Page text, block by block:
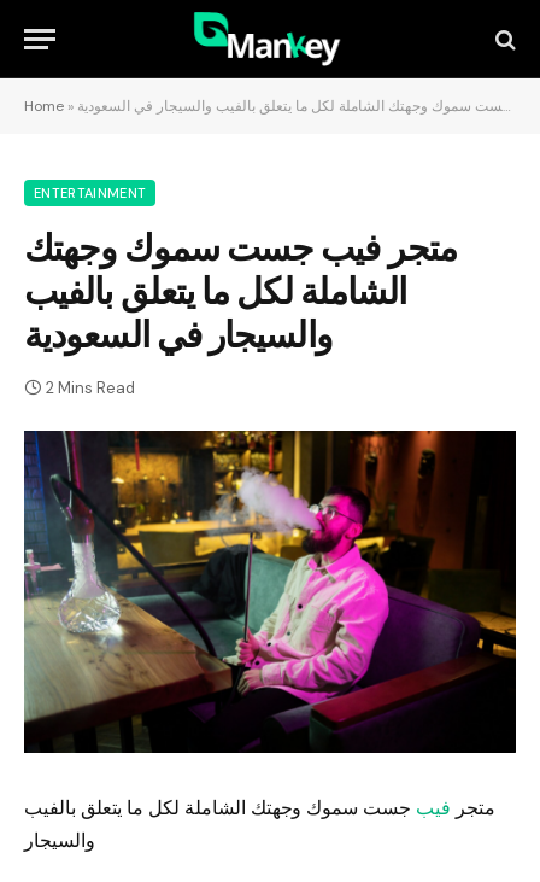
Home » متجر فيب جست سموك وجهتك الشاملة لكل ما يتعلق بالفيب والسيجار في السعودية
ENTERTAINMENT
متجر فيب جست سموك وجهتك
الشاملة لكل ما يتعلق بالفيب
والسيجار في السعودية
2 Mins Read
متجر فيب جست سموك وجهتك الشاملة لكل ما يتعلق بالفيب
والسيجار